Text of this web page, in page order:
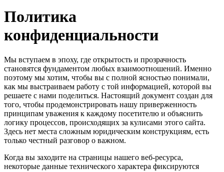
Политика
конфиденциальности
Мы вступаем в эпоху, где открытость и прозрачность
становятся фундаментом любых взаимоотношений. Именно
поэтому мы хотим, чтобы вы с полной ясностью понимали,
как мы выстраиваем работу с той информацией, которой вы
решаете с нами поделиться. Настоящий документ создан для
того, чтобы продемонстрировать нашу приверженность
принципам уважения к каждому посетителю и объяснить
логику процессов, происходящих за кулисами этого сайта.
Здесь нет места сложным юридическим конструкциям, есть
только честный разговор о важном.
Когда вы заходите на страницы нашего веб-ресурса,
некоторые данные технического характера фиксируются